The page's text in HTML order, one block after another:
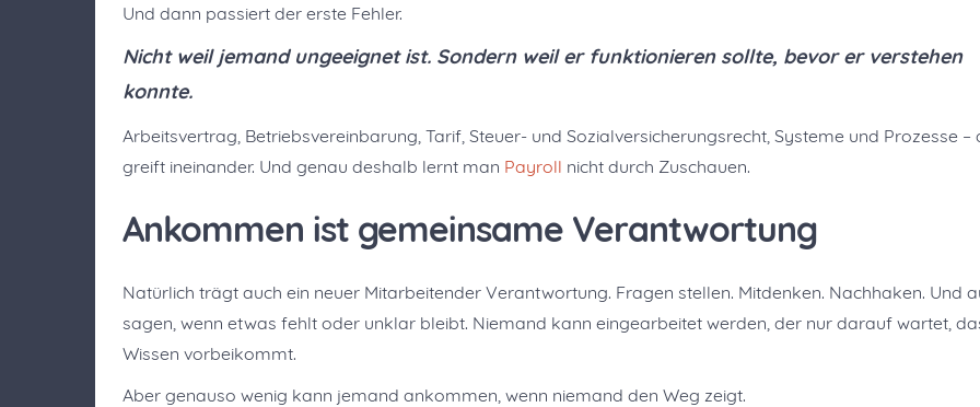
Und dann passiert der erste Fehler.
Nicht weil jemand ungeeignet ist. Sondern weil er funktionieren sollte, bevor er verstehen
konnte.
Arbeitsvertrag, Betriebsvereinbarung, Tarif, Steuer- und Sozialversicherungsrecht, Systeme und Prozesse –
greift ineinander. Und genau deshalb lernt man Payroll nicht durch Zuschauen.
Ankommen ist gemeinsame Verantwortung
Natürlich trägt auch ein neuer Mitarbeitender Verantwortung. Fragen stellen. Mitdenken. Nachhaken. Und
sagen, wenn etwas fehlt oder unklar bleibt. Niemand kann eingearbeitet werden, der nur darauf wartet,
Wissen vorbeikommt.
Aber genauso wenig kann jemand ankommen, wenn niemand den Weg zeigt.